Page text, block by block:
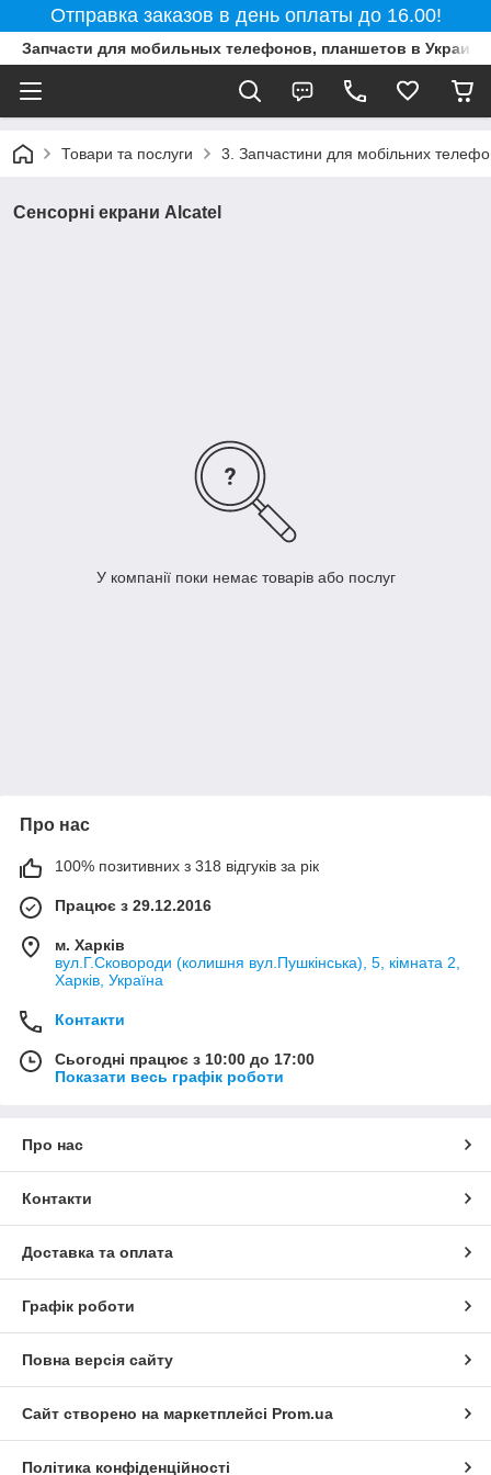
Отправка заказов в день оплаты до 16.00!
Запчасти для мобильных телефонов, планшетов в
Товари та послуги 3. Запчастини для мобільних
Сенсорні екрани Alcatel
У компанії поки немає товарів або послуг
Про нас
100% позитивних з 318 відгуків за рік
Працює з 29.12.2016
м. Харків
вул.Г.Сковороди (колишня вул.Пушкінська), 5, кімната 2,
Харків, Україна
Контакти
Сьогодні працює з 10:00 до 17:00
Показати весь графік роботи
Про нас
Контакти
Доставка та оплата
Графік роботи
Повна версія сайту
Сайт створено на маркетплейсі Prom.ua
Політика конфіденційності